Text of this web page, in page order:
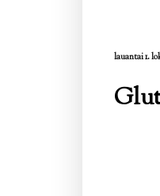
lauantai 1.